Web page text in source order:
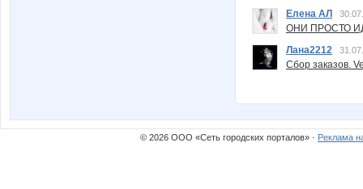
Елена АЛ
ОНИ ПРОСТО
Лана2212
Сбор заказов.
© 2026 ООО «Сеть городских порталов» · Реклама